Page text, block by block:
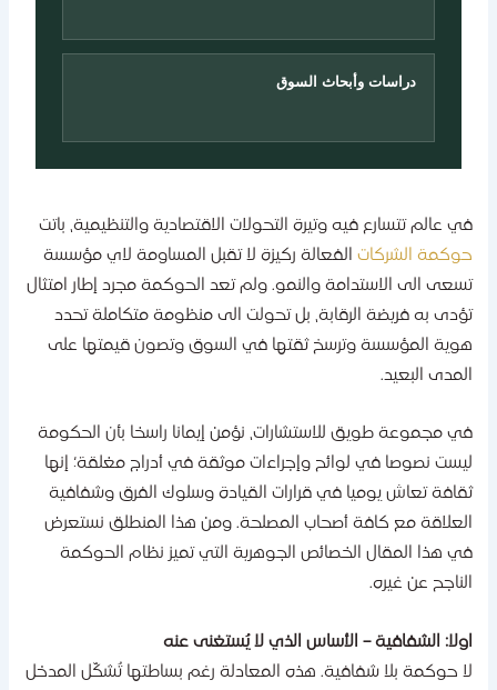
دراسات وأبحاث السوق
عالم تتسارع فيه وتيرة التحولات الاقتصادية والتنظيمية، باتت
الشركاتالفعالة ركيزة لا تقبل المساومة لاي مؤسسة
الى الاستدامة والنمو. ولم تعد الحوكمة مجرد إطار امتثال
به فريضة الرقابة، بل تحولت الى منظومة متكاملة تحدد
المؤسسة وترسخ ثقتها في السوق وتصون قيمتها على
البعيد.
مجموعة طويق للاستشارات، نؤمن إيمانا راسخا بأن الحكومة
نصوصا في لوائح وإجراءات موثقة في أدراج مغلقة؛ إنها
تعاش يوميا في قرارات القيادة وسلوك الفرق وشفافية
مع كافة أصحاب المصلحة. ومن هذا المنطلق نستعرض
هذا المقال الخصائص الجوهرية التي تميز نظام الحوكمة
عن غيره.
الشفافية – الأساس الذي لا يُستغنى عنه
حوكمة بلا شفافية. هذه المعادلة رغم بساطتها تُشكّل المدخل